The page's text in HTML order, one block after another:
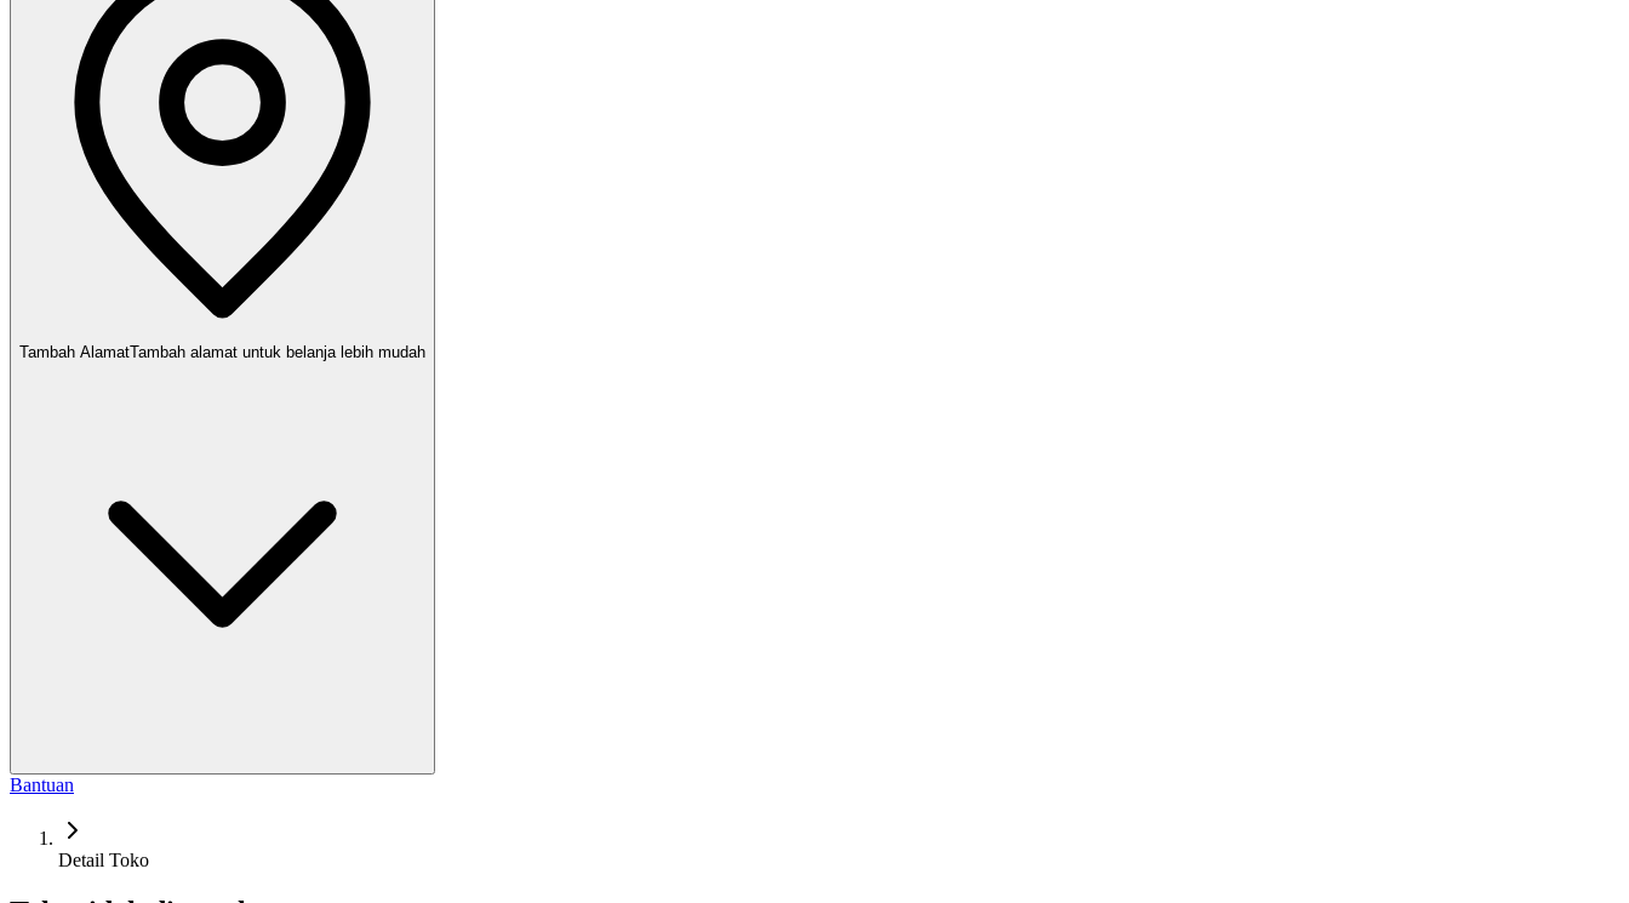
Tambah AlamatTambah alamat untuk belanja lebih mudah
Bantuan
Detail Toko